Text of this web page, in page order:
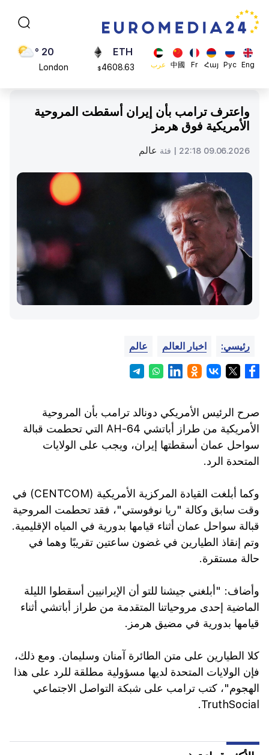
Eng
Рус
Հայ
Fr
中國 عرب
ADA
0.868816
ETH
$4608.63
20 °
London
23 °
23 °
Madrid
واعترف ترامب بأن إيران أسقطت المروحية
الأمريكية فوق هرمز
09.06.2026 22:18 | فئة عالم
رئيسي: اخبار العالم عالم
صرح الرئيس الأمريكي دونالد ترامب بأن المروحية
الأمريكية من طراز أباتشي AH-64 التي تحطمت قبالة
سواحل عمان أسقطتها إيران، ويجب على الولايات
المتحدة الرد.
وكما أبلغت القيادة المركزية الأمريكية (CENTCOM) في
وقت سابق وكالة "ريا نوفوستي"، فقد تحطمت المروحية
قبالة سواحل عمان أثناء قيامها بدورية في المياه الإقليمية.
وتم إنقاذ الطيارين في غضون ساعتين تقريبًا وهما في
حالة مستقرة.
وأضاف: "أبلغني جيشنا للتو أن الإيرانيين أسقطوا الليلة
الماضية إحدى مروحياتنا المتقدمة من طراز أباتشي أثناء
قيامها بدورية في مضيق هرمز.
كلا الطيارين على متن الطائرة آمنان وسليمان. ومع ذلك،
فإن الولايات المتحدة لديها مسؤولية مطلقة للرد على هذا
الهجوم"، كتب ترامب على شبكة التواصل الاجتماعي
TruthSocial.